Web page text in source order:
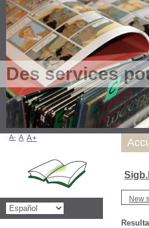
Des services
New
A- A A+